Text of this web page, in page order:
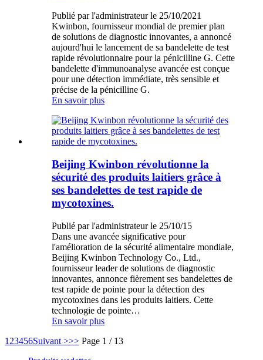
Publié par l'administrateur le 25/10/2021
Kwinbon, fournisseur mondial de premier plan
de solutions de diagnostic innovantes, a annoncé
aujourd'hui le lancement de sa bandelette de test
rapide révolutionnaire pour la pénicilline G. Cette
bandelette d'immunoanalyse avancée est conçue
pour une détection immédiate, très sensible et
précise de la pénicilline G.
En savoir plus
Beijing Kwinbon révolutionne la
sécurité des produits laitiers grâce à
ses bandelettes de test rapide de
mycotoxines.
Publié par l'administrateur le 25/10/15
Dans une avancée significative pour
l'amélioration de la sécurité alimentaire mondiale,
Beijing Kwinbon Technology Co., Ltd.,
fournisseur leader de solutions de diagnostic
innovantes, annonce fièrement ses bandelettes de
test rapide de pointe pour la détection des
mycotoxines dans les produits laitiers. Cette
technologie de pointe…
En savoir plus
1 23456Suivant >>> Page 1 / 13